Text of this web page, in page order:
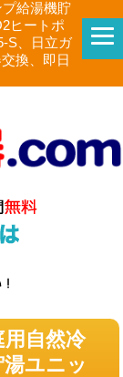
給湯機貯
ヒートポ
S、日立ガ
換、即日
用自然冷
ユニッ